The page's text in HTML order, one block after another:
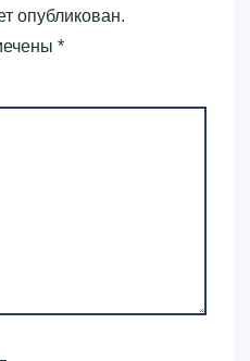
опубликован.
*